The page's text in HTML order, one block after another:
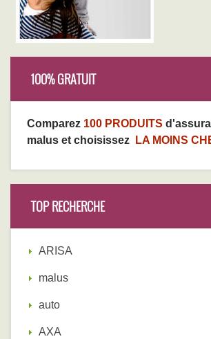
100% GRATUIT
Comparez 100 PRODUITS
malus et choisissez
LA MOINS
TOP RECHERCHE
ARISA
malus
auto
AXA